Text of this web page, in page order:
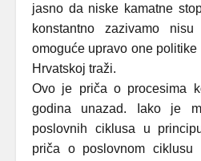
jasno da niske kamatne
konstantno zazivamo
omoguće upravo one
Hrvatskoj traži.
Ovo je priča o procesima
godina unazad. Iako je
poslovnih ciklusa u
priča o poslovnom ciklusu